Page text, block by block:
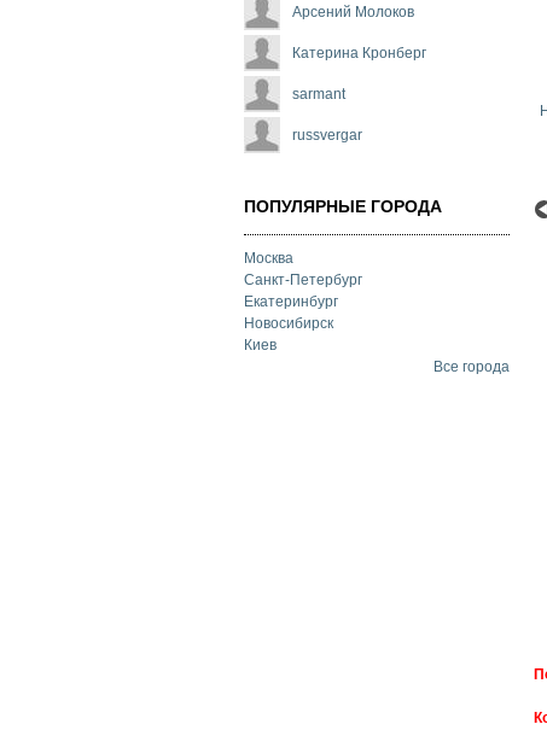
Арсений Молоков
Катерина Кронберг
sarmant
russvergar
ПОПУЛЯРНЫЕ ГОРОДА
Москва
Санкт-Петербург
Екатеринбург
Новосибирск
Киев
Все города